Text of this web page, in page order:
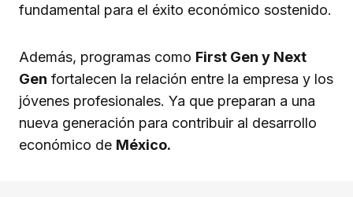
fundamental para el éxito económico sostenido.
Además, programas como First Gen y Next
Gen fortalecen la relación entre la empresa y los
jóvenes profesionales. Ya que preparan a una
nueva generación para contribuir al desarrollo
económico de México.